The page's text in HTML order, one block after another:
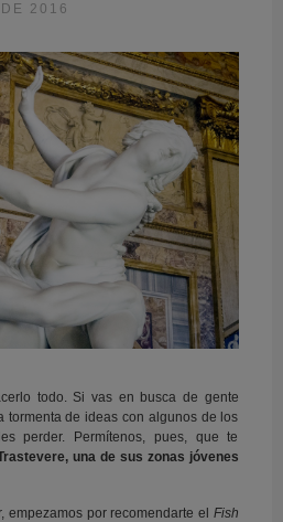
2016
todo. Si vas en busca de gente
tormenta de ideas con algunos de los
perder. Permítenos, pues, que te
una de sus zonas jóvenes
empezamos por recomendarte el Fish